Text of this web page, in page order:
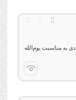
به مناسبت یوم‌الله